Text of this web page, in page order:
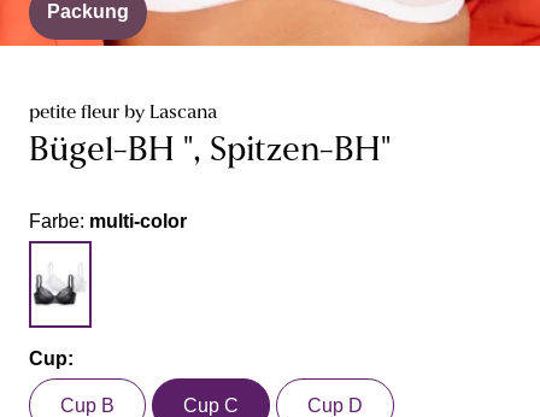
Packung
petite fleur by Lascana
Bügel-BH ", Spitzen-BH"
Farbe: multi-color
Cup:
Cup B Cup C Cup D